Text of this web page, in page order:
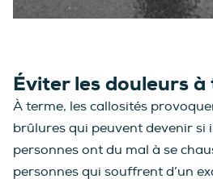
Éviter les douleurs
À terme, les callosités
brûlures qui peuvent devenir si
personnes ont du mal à se
personnes qui souffrent d’un